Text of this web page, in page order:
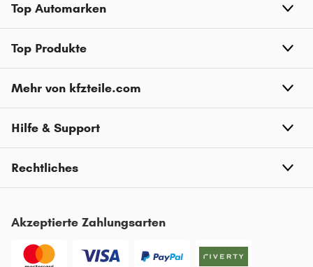
Top Automarken
Top Produkte
Mehr von kfzteile.com
Hilfe & Support
Rechtliches
Akzeptierte Zahlungsarten